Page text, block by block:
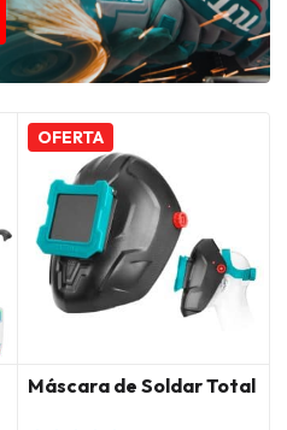
OFERTA
Máscara de Soldar Total